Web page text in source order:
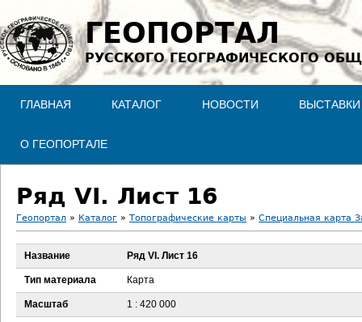
Jump to navigation
ГЕОПОРТАЛ
РУССКОГО ГЕОГРАФИЧЕСКОГО
ГЛАВНАЯ КАТАЛОГ НОВОСТИ ВЫСТАВКИ
О ГЕОПОРТАЛЕ
Ряд VI. Лист 16
В
ы
Геопортал » Каталог » Топографические карты » Специальная карта
Название Ряд VI. Лист 16
Тип материала Карта
Масштаб 1 : 420 000